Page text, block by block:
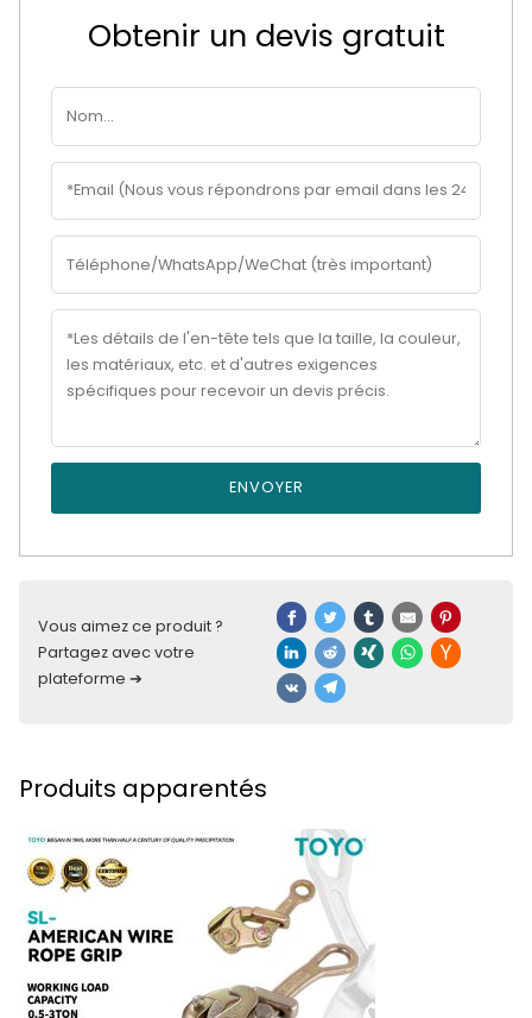
Obtenir un devis gratuit
ENVOYER
Vous aimez ce produit ?
Partagez avec votre
plateforme ➔
Produits apparentés